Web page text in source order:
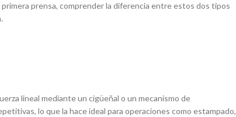
prensa, comprender la diferencia entre estos dos tipos
lineal mediante un cigüeñal o un mecanismo de
lo que la hace ideal para operaciones como estampado,